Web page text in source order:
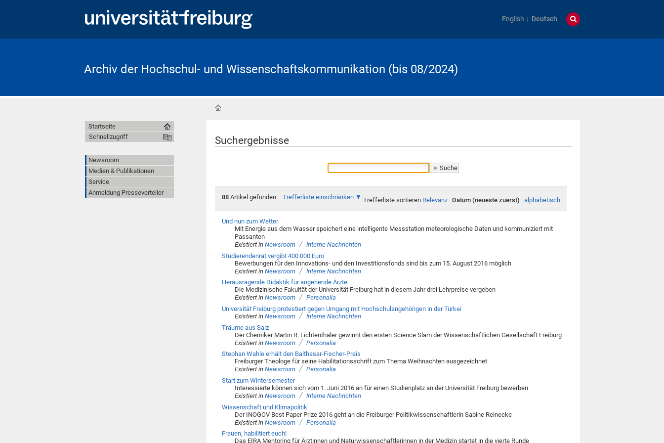
English Deutsch
Archiv der Hochschul- und Wissenschaftskommunikation (bis 08/2024)
Suchergebnisse
88Artikel gefunden. Trefferliste einschränken Trefferliste sortieren Relevanz · Datum (neueste zuerst) · alphabetisch
Und nun zum Wetter
Mit Energie aus dem Wasser speichert eine intelligente Messstation meteorologische Daten und kommuniziert mit
Passanten
Existiert in Newsroom / Interne Nachrichten
Studierendenrat vergibt 400.000 Euro
Bewerbungen für den Innovations- und den Investitionsfonds sind bis zum 15. August 2016 möglich
Existiert in Newsroom / Interne Nachrichten
Herausragende Didaktik für angehende Ärzte
Die Medizinische Fakultät der Universität Freiburg hat in diesem Jahr drei Lehrpreise vergeben
Existiert in Newsroom / Personalia
Universität Freiburg protestiert gegen Umgang mit Hochschulangehörigen in der Türkei
Existiert in Newsroom / Interne Nachrichten
Träume aus Salz
Der Chemiker Martin R. Lichtenthaler gewinnt den ersten Science Slam der Wissenschaftlichen Gesellschaft Freiburg
Existiert in Newsroom / Personalia
Stephan Wahle erhält den Balthasar-Fischer-Preis
Freiburger Theologe für seine Habilitationsschrift zum Thema Weihnachten ausgezeichnet
Existiert in Newsroom / Personalia
Start zum Wintersemester
Interessierte können sich vom 1. Juni 2016 an für einen Studienplatz an der Universität Freiburg bewerben
Existiert in Newsroom / Interne Nachrichten
Wissenschaft und Klimapolitik
Der INOGOV Best Paper Prize 2016 geht an die Freiburger Politikwissenschaftlerin Sabine Reinecke
Existiert in Newsroom / Personalia
Frauen, habilitiert euch!
Das EIRA Mentoring für Ärztinnen und Naturwissenschaftlerinnen in der Medizin startet in die vierte Runde
Startseite
Schnellzugriff
Newsroom
Medien & Publikationen
Service
Anmeldung Presseverteiler